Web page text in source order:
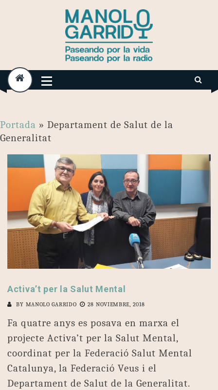
Portada » Departament de Salut de la
Generalitat
Activa’t per la Salut Mental
BY MANOLO GARRIDO 28 NOVIEMBRE, 2018
Fa quatre anys es posava en marxa el
projecte Activa’t per la Salut Mental,
coordinat per la Federació Salut Mental
Catalunya, la Federació Veus i el
Departament de Salut de la Generalitat.